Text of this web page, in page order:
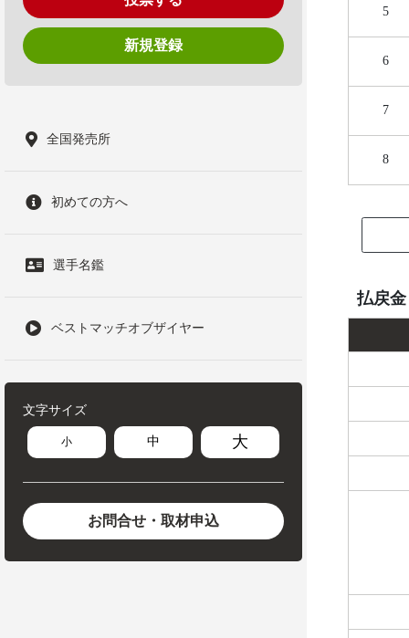
新規登録
全国発売所
初めての方へ
選手名鑑
ベストマッチオブザイヤー
文字サイズ
小 中 大
お問合せ・取材申込
5
6
7
8
払戻金